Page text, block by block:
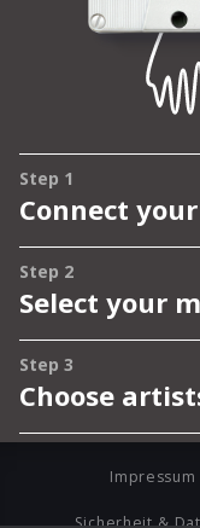
Impressum
Sicherheit &